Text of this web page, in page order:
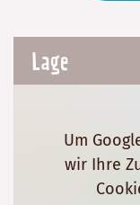
Lage
Um
wir Ihre